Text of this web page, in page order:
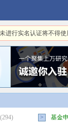
进行实名认证将不得
(294) > 基金